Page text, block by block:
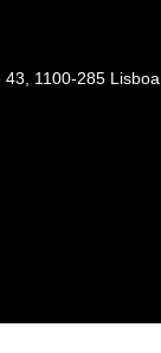
1100-285 Lisboa